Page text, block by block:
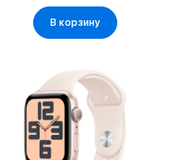
В корзину